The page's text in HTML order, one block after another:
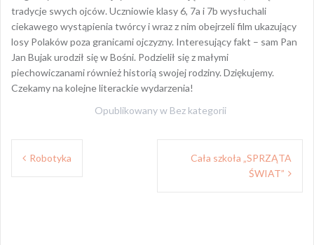
tradycje swych ojców. Uczniowie klasy 6, 7a i 7b wysłuchali
ciekawego wystąpienia twórcy i wraz z nim obejrzeli film ukazujący
losy Polaków poza granicami ojczyzny. Interesujący fakt – sam Pan
Jan Bujak urodził się w Bośni. Podzielił się z małymi
piechowiczanami również historią swojej rodziny. Dziękujemy.
Czekamy na kolejne literackie wydarzenia!
Opublikowany w Bez kategorii
Nawigacja
Robotyka
Cała szkoła „SPRZĄTA
ŚWIAT”